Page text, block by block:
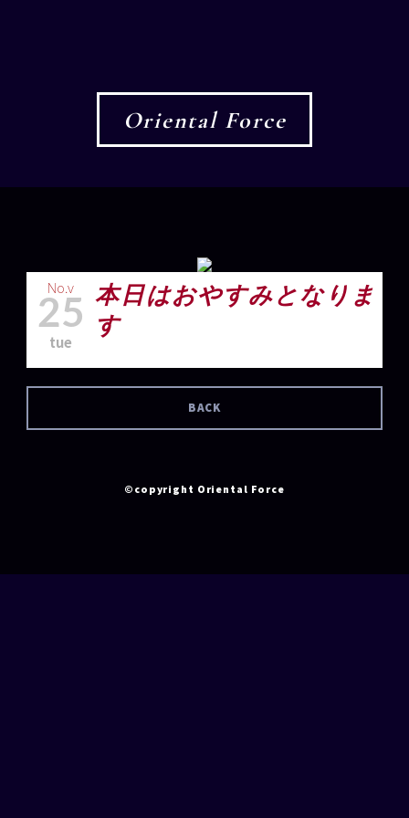
Oriental Force
No.v
25
tue
本日はおやすみとなりま
す
BACK
©copyright Oriental Force